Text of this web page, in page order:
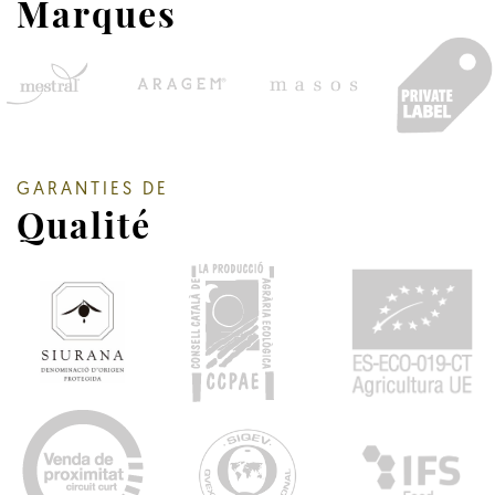
Marques
GARANTIES DE
Qualité